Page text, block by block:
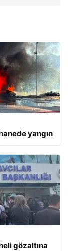
yangın
gözaltına